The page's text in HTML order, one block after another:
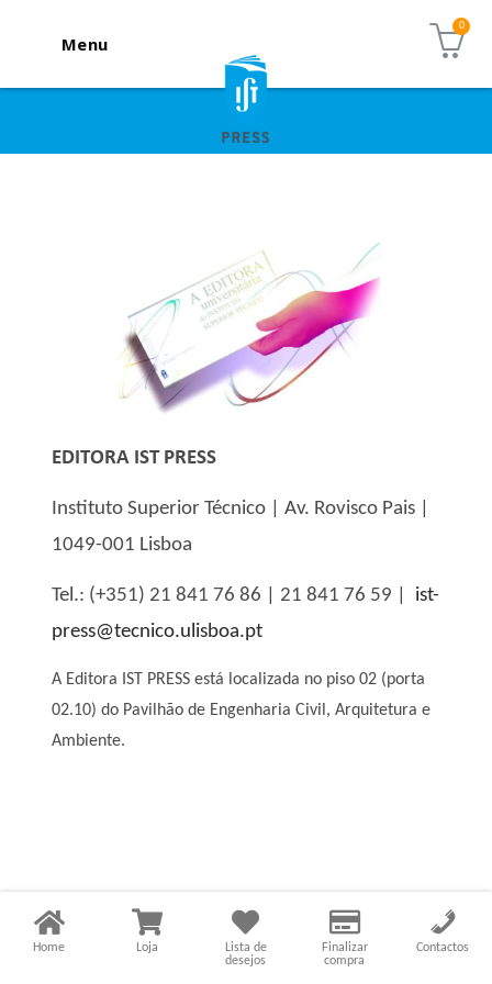
Menu
EDITORA IST PRESS
Instituto Superior Técnico | Av. Rovisco Pais |
1049-001 Lisboa
Tel.: (+351) 21 841 76 86 | 21 841 76 59 |
ist-
press@tecnico.ulisboa.pt
A Editora IST PRESS está localizada no piso 02 (porta
02.10) do Pavilhão de Engenharia Civil, Arquitetura e
Ambiente.
Home Loja
Lista de
desejos
Finalizar
compra
Contactos